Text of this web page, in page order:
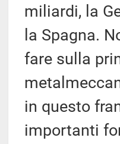
miliardi, la
la Spagna.
fare sulla
in questo
importanti